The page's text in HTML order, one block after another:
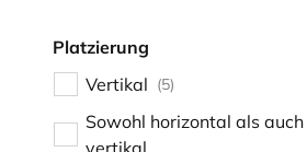
Platzierung
Vertikal (5)
Sowohl horizontal als auch
vertikal